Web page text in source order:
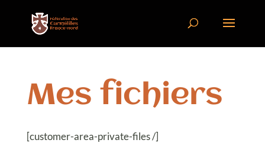
Mes fichiers
[customer-area-private-files /]